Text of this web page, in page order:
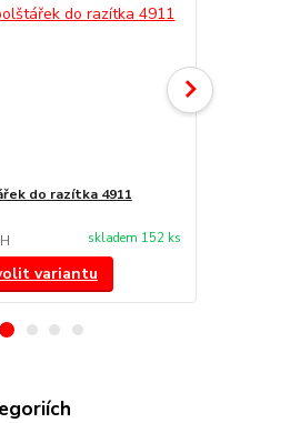
do razítka 4911
skladem 152 ks
variantu